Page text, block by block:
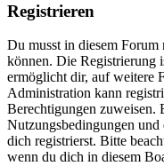
Registrieren
Du musst in diesem Forum
können. Die Registrierung
ermöglicht dir, auf weitere
Administration kann
Berechtigungen zuweisen.
Nutzungsbedingungen
dich registrierst. Bitte
wenn du dich in diesem